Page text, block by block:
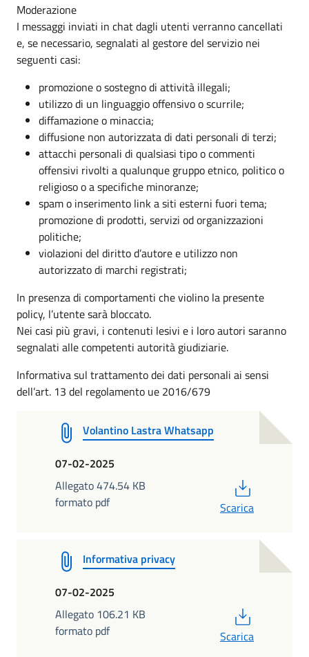
Moderazione
I messaggi inviati in chat dagli utenti verranno cancellati
e, se necessario, segnalati al gestore del servizio nei
seguenti casi:
promozione o sostegno di attività illegali;
utilizzo di un linguaggio offensivo o scurrile;
diffamazione o minaccia;
diffusione non autorizzata di dati personali di terzi;
attacchi personali di qualsiasi tipo o commenti
offensivi rivolti a qualunque gruppo etnico, politico o
religioso o a specifiche minoranze;
spam o inserimento link a siti esterni fuori tema;
promozione di prodotti, servizi od organizzazioni
politiche;
violazioni del diritto d’autore e utilizzo non
autorizzato di marchi registrati;
In presenza di comportamenti che violino la presente
policy, l’utente sarà bloccato.
Nei casi più gravi, i contenuti lesivi e i loro autori saranno
segnalati alle competenti autorità giudiziarie.
Informativa sul trattamento dei dati personali ai sensi
dell’art. 13 del regolamento ue 2016/679
Volantino Lastra Whatsapp
07-02-2025
Allegato 474.54 KB
formato pdf
Scarica
Informativa privacy
07-02-2025
Allegato 106.21 KB
formato pdf
Scarica